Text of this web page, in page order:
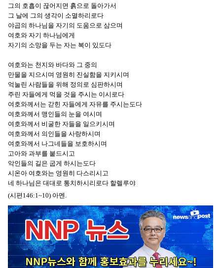
그의 호흡이 끊어지면 흙으로 돌아가서
그 날에 그의 생각이 소멸하리로다
야곱의 하나님을 자기의 도움으로 삼으며
여호와 자기 하나님에게
자기의 소망을 두는 자는 복이 있도다
여호와는 천지와 바다와 그 중의
만물을 지으시며 영원히 진실함을 지키시며
억눌린 사람들을 위해 정의로 심판하시며
주린 자들에게 먹을 것을 주시는 이시로다
여호와께서는 갇힌 자들에게 자유를 주시는도다
여호와께서 맹인들의 눈을 여시며
여호와께서 비굴한 자들을 일으키시며
여호와께서 의인들을 사랑하시며
여호와께서 나그네들을 보호하시며
고아와 과부를 붙드시고
악인들의 길은 굽게 하시는도다
시온아 여호와는 영원히 다스리시고
네 하나님은 대대로 통치하시리로다 할렐루야
(시편146:1~10) 아멘.